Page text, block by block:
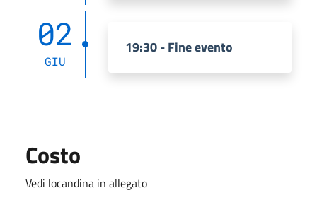
02
GIU
19:30 - Fine evento
Costo
Vedi locandina in allegato